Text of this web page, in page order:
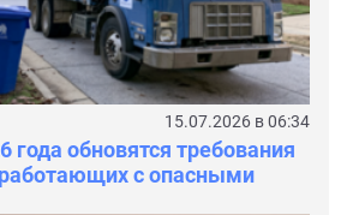
15.07.2026 в 06:34
года обновятся требования
с опасными